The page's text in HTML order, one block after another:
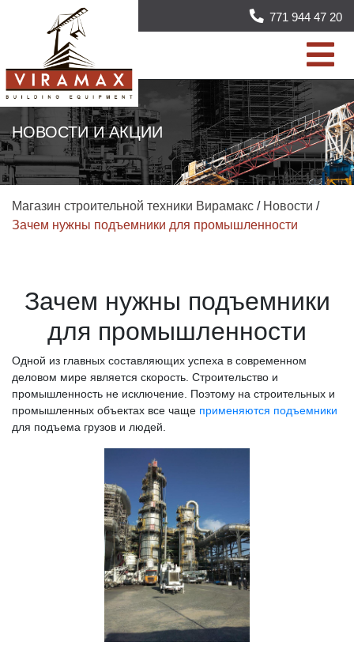
771 944 47 20
НОВОСТИ И АКЦИИ
Магазин строительной техники Вирамакс / Новости /
Зачем нужны подъемники для промышленности
Зачем нужны подъемники
для промышленности
Одной из главных составляющих успеха в современном
деловом мире является скорость. Строительство и
промышленность не исключение. Поэтому на строительных и
промышленных объектах все чаще применяются подъемники
для подъема грузов и людей.